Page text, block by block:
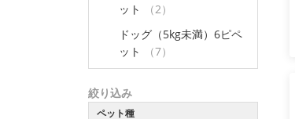
ット
（2）
ドッグ（5kg未満）6ピペ
ット
（7）
絞り込み
ペット種